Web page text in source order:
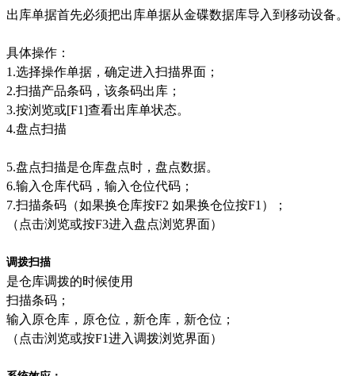
出库单据首先必须把出库单据从金碟数据库导入到移动设备。
具体操作：
1.选择操作单据，确定进入扫描界面；
2.扫描产品条码，该条码出库；
3.按浏览或[F1]查看出库单状态。
4.盘点扫描
5.盘点扫描是仓库盘点时，盘点数据。
6.输入仓库代码，输入仓位代码；
7.扫描条码（如果换仓库按F2 如果换仓位按F1）；
（点击浏览或按F3进入盘点浏览界面）
调拨扫描
是仓库调拨的时候使用
扫描条码；
输入原仓库，原仓位，新仓库，新仓位；
（点击浏览或按F1进入调拨浏览界面）